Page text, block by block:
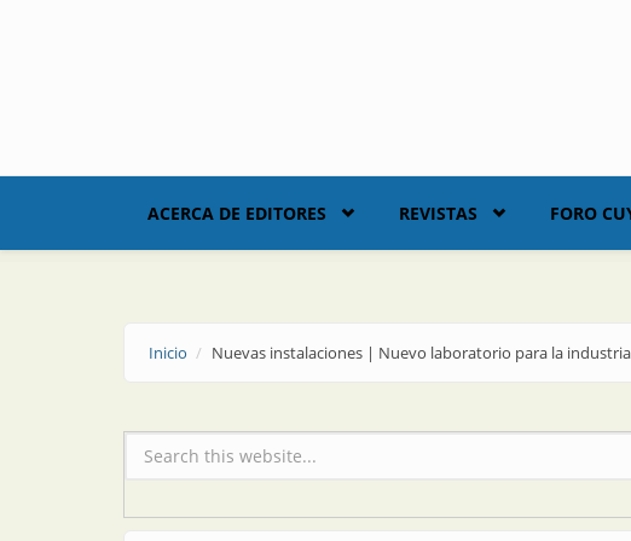
ACERCA DE EDITORES REVISTAS FORO
Inicio Nuevas instalaciones | Nuevo laboratorio para la industria
Formulario de búsqueda